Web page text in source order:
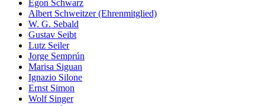
Egon Schwarz
Albert Schweitzer (Ehrenmitglied)
W. G. Sebald
Gustav Seibt
Lutz Seiler
Jorge Semprún
Marisa Siguan
Ignazio Silone
Ernst Simon
Wolf Singer